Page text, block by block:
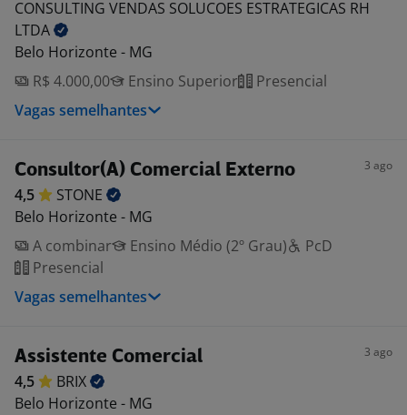
CONSULTING VENDAS SOLUCOES ESTRATEGICAS RH
LTDA
Belo Horizonte - MG
R$ 4.000,00
Ensino Superior
Presencial
Vagas semelhantes
Consultor(A) Comercial Externo 3 ago
4,5
STONE
Belo Horizonte - MG
A combinar
Ensino Médio (2º Grau)
PcD
Presencial
Vagas semelhantes
Assistente Comercial 3 ago
4,5
BRIX
Belo Horizonte - MG